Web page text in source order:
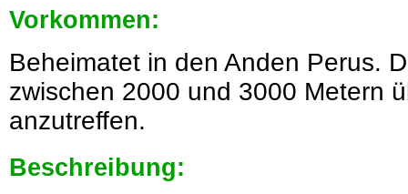
Vorkommen:
Beheimatet in den Anden Perus.
zwischen 2000 und 3000 Metern
anzutreffen.
Beschreibung: